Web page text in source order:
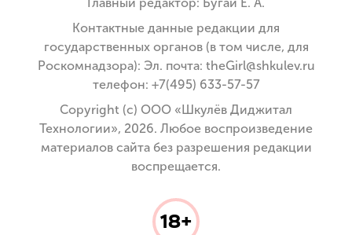
Контактные данные редакции для
государственных органов (в том числе, для
Роскомнадзора): Эл. почта: theGirl@shkulev.ru
телефон: +7(495) 633-57-57
Copyright (с) ООО «Шкулёв Диджитал
Технологии», 2026. Любое воспроизведение
материалов сайта без разрешения редакции
воспрещается.
18+